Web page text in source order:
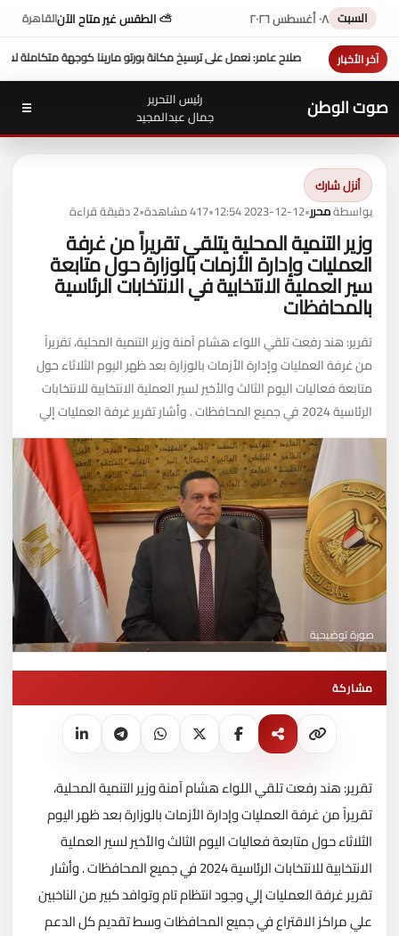
السبت ٠٨ أغسطس ٢٠٢٦ ⛅ الطقس غير متاح الآنالقاهرة
آخر الأخبار
للتيسير علي المواطنينعزاء واجب ..مارينا كوجهة متكاملة لسياحة اليخوت في مصر
صوت الوطن
رئيس التحرير
جمال عبدالمجيد
☰
أنزل شارك
بواسطةمحرر•
2023-12-12 12:54
•417 مشاهدة •2 دقيقة قراءة
وزير التنمية المحلية يتلقي تقريراً من غرفة
العمليات وإدارة الأزمات بالوزارة حول متابعة
سير العملية الانتخابية في الانتخابات الرئاسية
بالمحافظات
تقرير: هند رفعت تلقي اللواء هشام آمنة وزير التنمية المحلية، تقريراً
من غرفة العمليات وإدارة الأزمات بالوزارة بعد ظهر اليوم الثلاثاء حول
متابعة فعاليات اليوم الثالث والأخير لسير العملية الانتخابية للانتخابات
الرئاسية 2024 في جميع المحافظات . وأشار تقرير غرفة العمليات إلي
صورة توضيحية
مشاركة
تقرير: هند رفعت تلقي اللواء هشام آمنة وزير التنمية المحلية،
تقريراً من غرفة العمليات وإدارة الأزمات بالوزارة بعد ظهر اليوم
الثلاثاء حول متابعة فعاليات اليوم الثالث والأخير لسير العملية
الانتخابية للانتخابات الرئاسية 2024 في جميع المحافظات . وأشار
تقرير غرفة العمليات إلي وجود انتظام تام وتوافد كبير من الناخبين
علي مراكز الاقتراع في جميع المحافظات وسط تقديم كل الدعم